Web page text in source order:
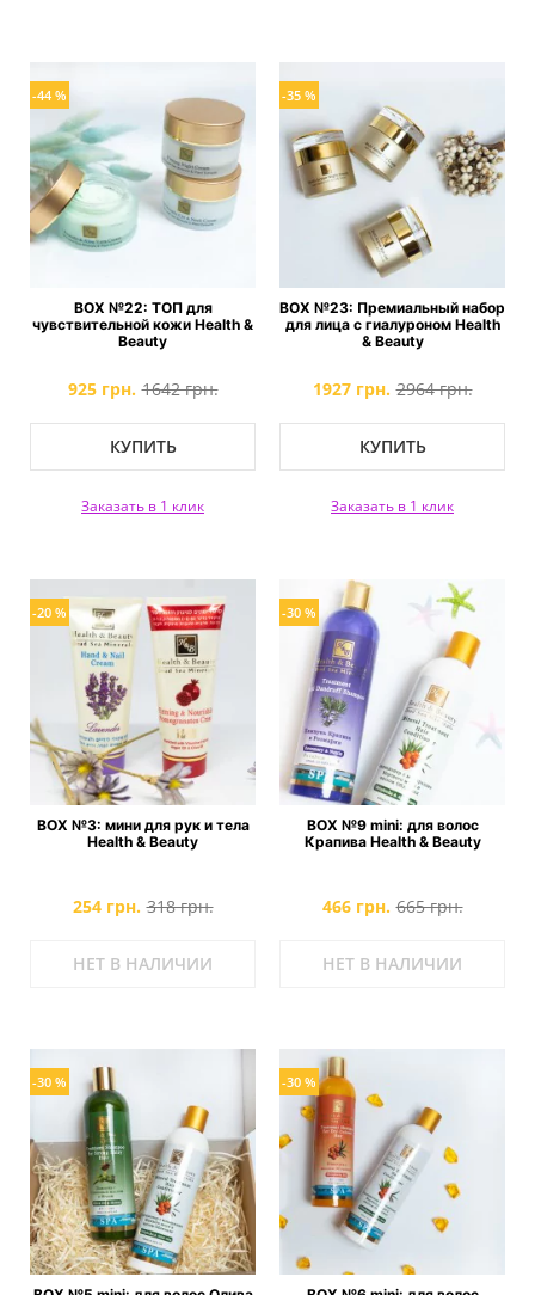
-44 %
BOX №22: ТОП для
чувствительной кожи Health &
Beauty
925 грн. 1642 грн.
КУПИТЬ
Заказать в 1 клик
-35 %
BOX №23: Премиальный набор
для лица с гиалуроном Health
& Beauty
1927 грн. 2964 грн.
КУПИТЬ
Заказать в 1 клик
-20 %
BOX №3: мини для рук и тела
Health & Beauty
254 грн. 318 грн.
НЕТ В НАЛИЧИИ
-30 %
BOX №9 mini: для волос
Крапива Health & Beauty
466 грн. 665 грн.
НЕТ В НАЛИЧИИ
-30 % -30 %